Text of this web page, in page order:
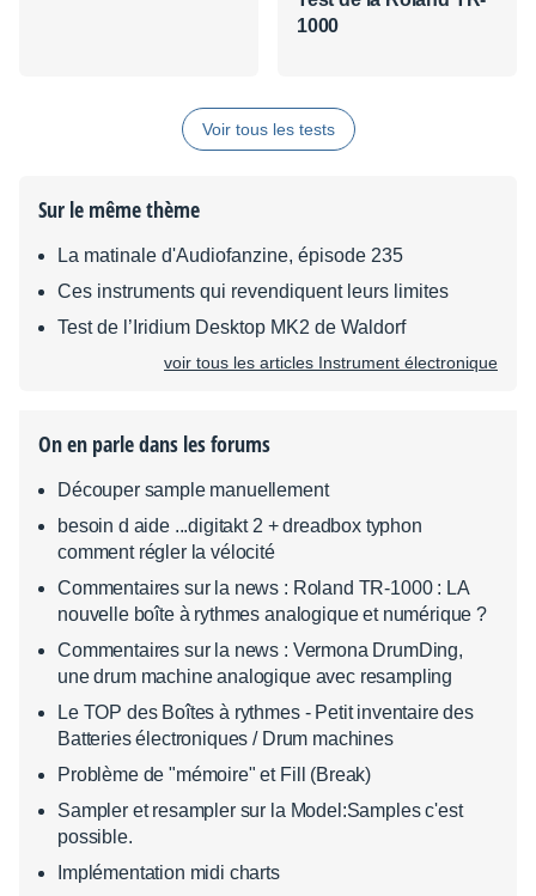
1000
Voir tous les tests
Sur le même thème
La matinale d'Audiofanzine, épisode 235
Ces instruments qui revendiquent leurs limites
Test de l’Iridium Desktop MK2 de Waldorf
voir tous les articles Instrument électronique
On en parle dans les forums
Découper sample manuellement
besoin d aide ...digitakt 2 + dreadbox typhon
comment régler la vélocité
Commentaires sur la news : Roland TR-1000 : LA
nouvelle boîte à rythmes analogique et numérique ?
Commentaires sur la news : Vermona DrumDing,
une drum machine analogique avec resampling
Le TOP des Boîtes à rythmes - Petit inventaire des
Batteries électroniques / Drum machines
Problème de "mémoire" et Fill (Break)
Sampler et resampler sur la Model:Samples c'est
possible.
Implémentation midi charts